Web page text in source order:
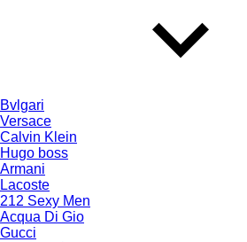
Bvlgari
Versace
Calvin Klein
Hugo boss
Armani
Lacoste
212 Sexy Men
Acqua Di Gio
Gucci